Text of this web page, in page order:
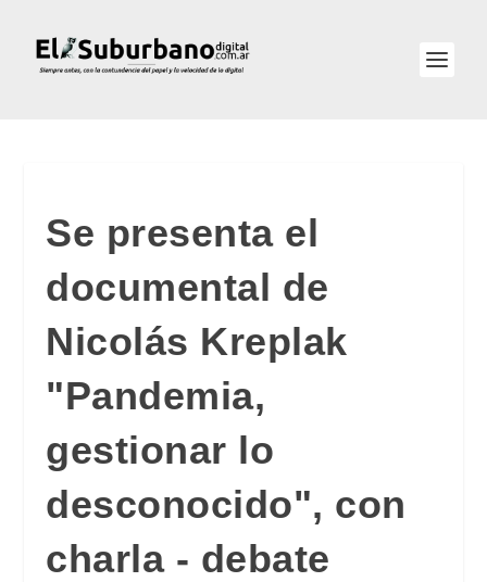
Se presenta el
documental de
Nicolás Kreplak
"Pandemia,
gestionar lo
desconocido", con
charla - debate